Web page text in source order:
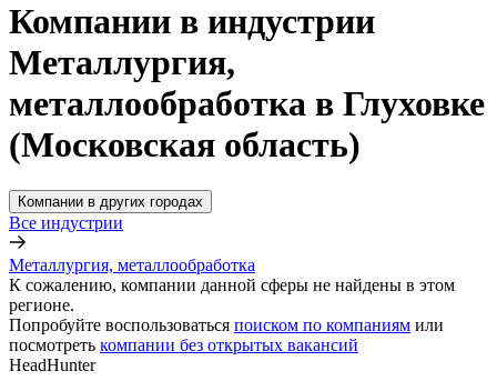
Компании в индустрии
Металлургия,
металлообработка в Глуховке
(Московская область)
Компании в других городах
Все индустрии
Металлургия, металлообработка
К сожалению, компании данной сферы не найдены в этом
регионе.
Попробуйте воспользоваться поиском по компаниям или
посмотреть компании без открытых вакансий
HeadHunter